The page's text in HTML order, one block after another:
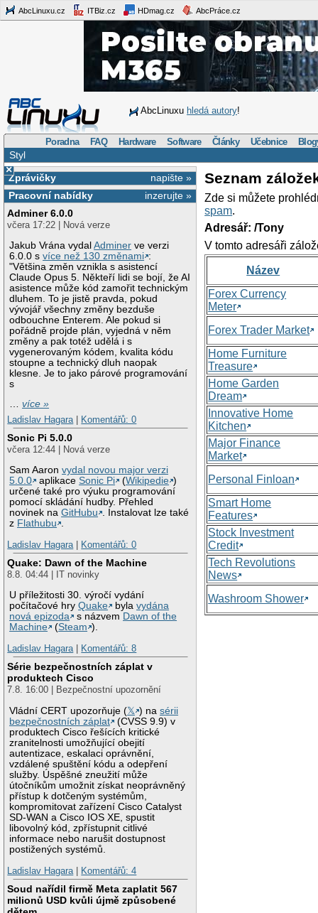
AbcLinuxu.cz ITBiz.cz HDmag.cz AbcPráce.cz
AbcLinuxu hledá autory!
Poradna FAQ Hardware Software Články Učebnice
Styl
×
napište »
Zprávičky
inzerujte »
Pracovní nabídky
Adminer 6.0.0
včera 17:22 | Nová verze
Jakub Vrána vydalAdminer ve verzi
6.0.0 svíce než 130 změnami :
"Většina změn vznikla s asistencí
Claude Opus 5. Někteří lidi se bojí, že AI
asistence může kód zamořit technickým
dluhem. To je jistě pravda, pokud
vývojář všechny změny bezduše
odbouchne Enterem. Ale pokud si
pořádně projde plán, vyjedná v něm
změny a pak totéž udělá i s
vygenerovaným kódem, kvalita kódu
stoupne a technický dluh naopak
klesne. Je to jako párové programování
s
…více »
Ladislav Hagara
Komentářů: 0
Sonic Pi 5.0.0
včera 12:44 | Nová verze
Sam Aaronvydal novou major verzi
5.0.0
aplikaceSonic Pi (Wikipedie )
určené také pro výuku programování
pomocí skládání hudby. Přehled
novinek naGitHubu . Instalovat lze také
z Flathubu .
Ladislav Hagara
Komentářů: 0
Quake: Dawn of the Machine
8.8. 04:44 | IT novinky
U příležitosti 30. výročí vydání
počítačové hryQuake bylavydána
nová epizoda
s názvem Dawn of the
Machine
(Steam ).
Ladislav Hagara
Komentářů: 8
Série bezpečnostních záplat v
produktech Cisco
7.8. 16:00 | Bezpečnostní upozornění
Vládní CERT upozorňuje (𝕏 ) nasérii
bezpečnostních záplat
(CVSS 9.9) v
produktech Cisco řešících kritické
zranitelnosti umožňující obejití
autentizace, eskalaci oprávnění,
vzdálené spuštění kódu a odepření
služby. Úspěšné zneužití může
útočníkům umožnit získat neoprávněný
přístup k dotčeným systémům,
kompromitovat zařízení Cisco Catalyst
SD-WAN a Cisco IOS XE, spustit
libovolný kód, zpřístupnit citlivé
informace nebo narušit dostupnost
postižených systémů.
Ladislav Hagara
Komentářů: 4
Soud nařídil firmě Meta zaplatit 567
milionů USD kvůli újmě způsobené
Seznam
Zde si můžete
spam.
Adresář: /Tony
V tomto adresáři
Název
Forex Currency
Meter
Forex Trader Market
Home Furniture
Treasure
Home Garden
Dream
Innovative Home
Kitchen
Major Finance
Market
Personal Finloan
Smart Home
Features
Stock Investment
Credit
Tech Revolutions
News
Washroom Shower